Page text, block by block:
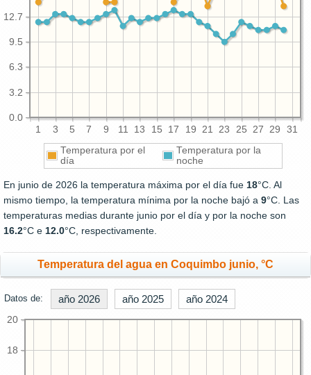
1 3 5 7 9 11 13 15 17 19 21 23 25 27 29 31
0.0
3.2
6.3
9.5
12.7
Temperatura por el
día
Temperatura por la
noche
En junio de 2026 la temperatura máxima por el día fue 18°C. Al
mismo tiempo, la temperatura mínima por la noche bajó a 9°C. Las
temperaturas medias durante junio por el día y por la noche son
16.2°C e 12.0°C, respectivamente.
Temperatura del agua en Coquimbo junio, °C
Datos de: año 2026 año 2025 año 2024
18
20